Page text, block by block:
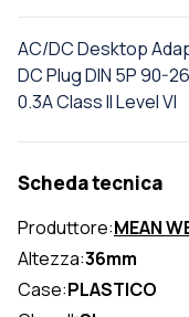
AC/DC Desktop
DC Plug DIN 5P 90-
0.3A Class II Level VI
Scheda tecnica
Produttore:MEAN
Altezza:36mm
Case:PLASTICO